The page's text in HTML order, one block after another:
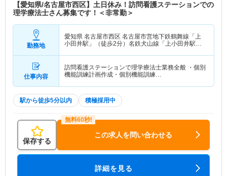
【愛知県/名古屋市西区】土日休み！訪問看護ステーションでの
理学療法士さん募集です！＜非常勤＞
勤務地
愛知県 名古屋市西区 名古屋市営地下鉄鶴舞線「上
小田井駅」（徒歩2分）名鉄犬山線「上小田井駅」
仕事内容
訪問看護ステーションで理学療法士業務全般 ・個別
機能訓練計画作成・個別機能訓練…
駅から徒歩5分以内 積極採用中
保存する
この求人を問い合わせる
詳細を見る